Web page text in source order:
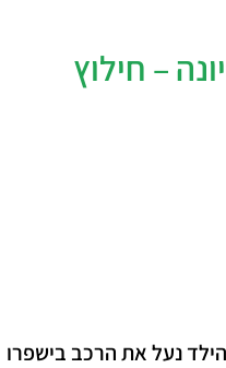
– חילוץ
נעל את הרכב בישפרו